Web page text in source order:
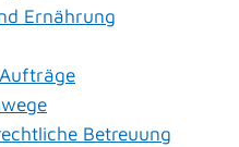
Ernährung
Betreuung